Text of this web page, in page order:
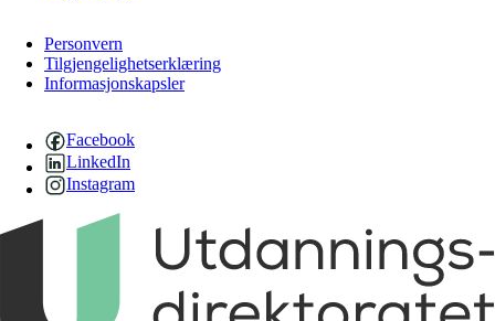
Personvern
Tilgjengelighetserklæring
Informasjonskapsler
Facebook
LinkedIn
Instagram